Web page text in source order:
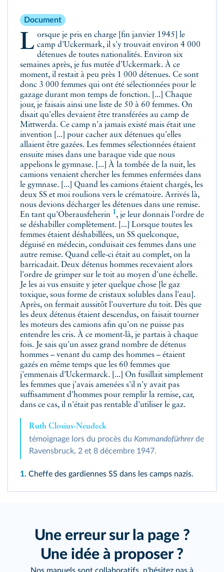
Document
Lorsque je pris en charge [fin janvier 1945] le camp d'Uckermark, il s'y trouvait environ 4 000
détenues de toutes nationalités. Environ six
semaines après, je fus mutée d'Uckermark. À ce
moment, il restait à peu près 1 000 détenues. Ce sont
donc 3 000 femmes qui ont été sélectionnées pour le
gazage durant mon temps de fonction. [...] Chaque
jour, je faisais ainsi une liste de 50 à 60 femmes. On
disait qu'elles devaient être transférées au camp de
Mittwerda. Ce camp n'a jamais existé mais était une
invention [...] pour cacher aux détenues qu'elles
allaient être gazées. Les femmes sélectionnées étaient
ensuite mises dans une baraque vide que nous
appelions le gymnase. [...] À la tombée de la nuit, les
camions venaient chercher les femmes enfermées dans
le gymnase. [...] Quand les camions étaient chargés, les
deux SS et moi roulions vers le crématoire. Arrivés là,
nous devions décharger les détenues dans une remise.
En tant qu'Oberausfeherin 1, je leur donnais l'ordre de
se déshabiller complètement. [...] Lorsque toutes les
femmes étaient déshabillées, un SS quelconque,
déguisé en médecin, conduisait ces femmes dans une
autre remise. Quand celle-ci était au complet, on la
barricadait. Deux détenus hommes recevaient alors
l'ordre de grimper sur le toit au moyen d'une échelle.
Je les ai vus ensuite y jeter quelque chose [le gaz
toxique, sous forme de cristaux solubles dans l'eau].
Après, on fermait aussitôt l'ouverture du toit. Dès que
les deux détenus étaient descendus, on faisait tourner
les moteurs des camions afin qu'on ne puisse pas
entendre les cris. À ce moment-là, je partais à chaque
fois. Je sais qu'un assez grand nombre de détenus
hommes – venant du camp des hommes – étaient
gazés en même temps que les 60 femmes que
j'emmenais d'Uckermarck. [...] On fusillait simplement
les femmes que j'avais amenées s'il n'y avait pas
suffisamment d'hommes pour remplir la remise, car,
dans ce cas, il n'était pas rentable d'utiliser le gaz.
Ruth Closius-Neudeck
témoignage lors du procès du Kommandofürhrerde
Ravensbruck, 2 et 8 décembre 1947.
1. Cheffe des gardiennes SS dans les camps nazis.
Une erreur sur la page ?
Une idée à proposer ?